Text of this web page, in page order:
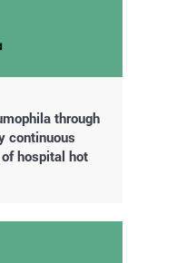
through
continuous
hospital hot